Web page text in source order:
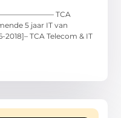
TCA
5 jaar IT van
TCA Telecom & IT